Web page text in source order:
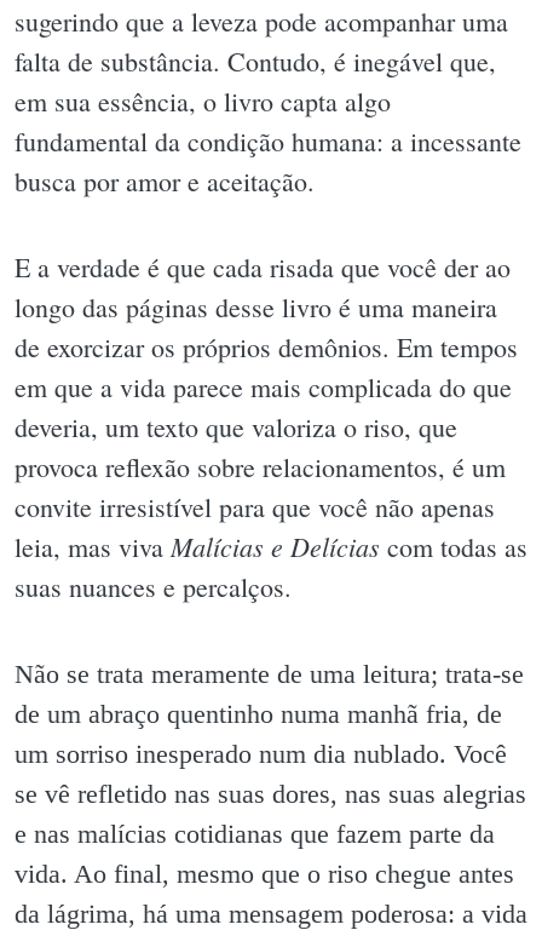
sugerindo que a leveza pode acompanhar uma
falta de substância. Contudo, é inegável que,
em sua essência, o livro capta algo
fundamental da condição humana: a incessante
busca por amor e aceitação.
E a verdade é que cada risada que você der ao
longo das páginas desse livro é uma maneira
de exorcizar os próprios demônios. Em tempos
em que a vida parece mais complicada do que
deveria, um texto que valoriza o riso, que
provoca reflexão sobre relacionamentos, é um
convite irresistível para que você não apenas
leia, mas vivaMalícias e Delícias com todas as
suas nuances e percalços.
Não se trata meramente de uma leitura; trata-se
de um abraço quentinho numa manhã fria, de
um sorriso inesperado num dia nublado. Você
se vê refletido nas suas dores, nas suas alegrias
e nas malícias cotidianas que fazem parte da
vida. Ao final, mesmo que o riso chegue antes
da lágrima, há uma mensagem poderosa: a vida